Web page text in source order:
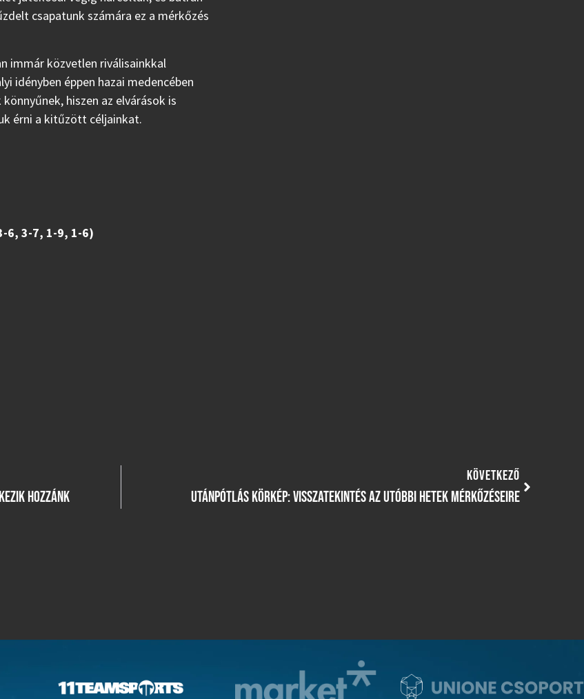
csapatunk számára ez a mérkőzés
immár közvetlen riválisainkkal
idényben éppen hazai medencében
hiszen az elvárások is
érni a kitűzött céljainkat.
6, 3-7, 1-9, 1-6)
HOZZÁNK
KÖVETKEZŐ
UTÁNPÓTLÁS KÖRKÉP: VISSZATEKINTÉS AZ UTÓBBI HETEK MÉRKŐZÉSEIRE